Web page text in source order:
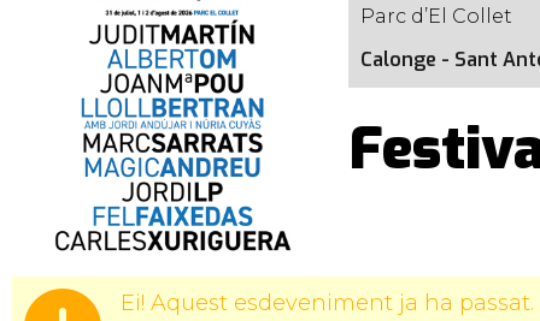
Parc d’El Collet
Calonge - Sant
Ei! Aquest esdeveniment ja ha